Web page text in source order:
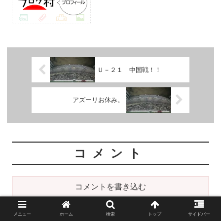
Ｕ－２１ 中国戦！！
アズーリお休み。
コメント
コメントを書き込む
ホーム サッカー 社ＦＣジュニア
メニュー ホーム 検索 トップ サイドバー